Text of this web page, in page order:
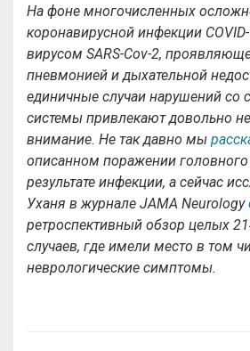
На фоне многочисленных
коронавирусной инфекции
вирусом SARS-Cov-2,
пневмонией и дыхательной
единичные случаи нарушений со
системы привлекают довольно
внимание. Не так давно мы
описанном поражении
результате инфекции, а сейчас
Уханя в журнале JAMA Neurology
ретроспективный обзор целых
случаев, где имели место в том
неврологические симптомы.